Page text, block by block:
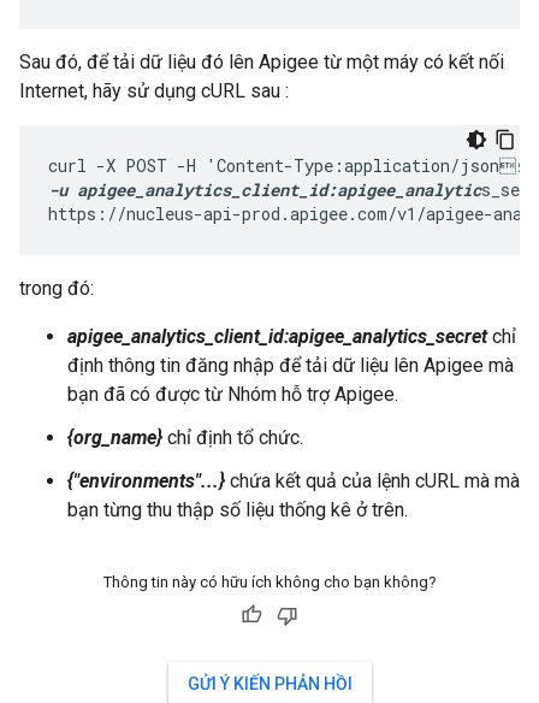
Sau đó, để tải dữ liệu đó lên Apigee từ một máy có kết nối
Internet, hãy sử dụng cURL sau :
curl -X POST -H 'Content-Type:application/json
-u apigee_analytics_client_id:apigee_analytic
https://nucleus-api-prod.apigee.com/v1/apigee-
trong đó:
apigee_analytics_client_id:apigee_analytics_secretchỉ
định thông tin đăng nhập để tải dữ liệu lên Apigee mà
bạn đã có được từ Nhóm hỗ trợ Apigee.
{org_name} chỉ định tổ chức.
{"environments"...} chứa kết quả của lệnh cURL mà mà
bạn từng thu thập số liệu thống kê ở trên.
Thông tin này có hữu ích không cho bạn không?
GỬI Ý KIẾN PHẢN HỒI